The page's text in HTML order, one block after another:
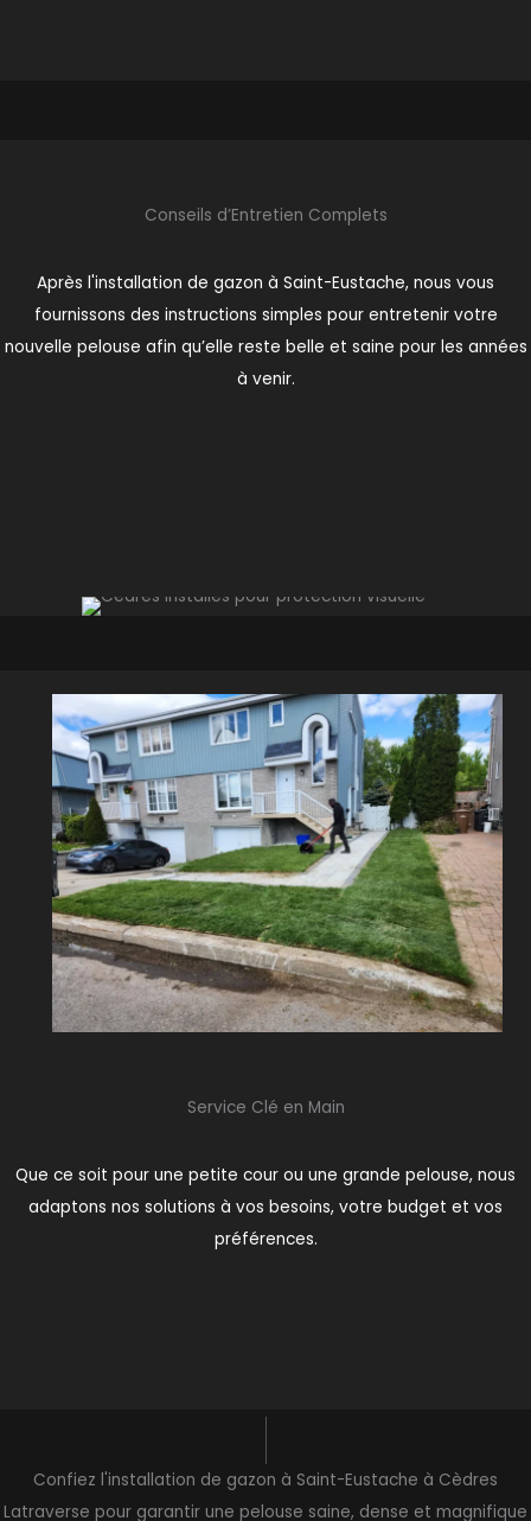
Conseils d’Entretien Complets
Après l'installation de gazon à Saint-Eustache, nous vous
fournissons des instructions simples pour entretenir votre
nouvelle pelouse afin qu’elle reste belle et saine pour les années
à venir.
Service Clé en Main
Que ce soit pour une petite cour ou une grande pelouse, nous
adaptons nos solutions à vos besoins, votre budget et vos
préférences.
Confiez l'installation de gazon à Saint-Eustache à Cèdres
Latraverse pour garantir une pelouse saine, dense et magnifique